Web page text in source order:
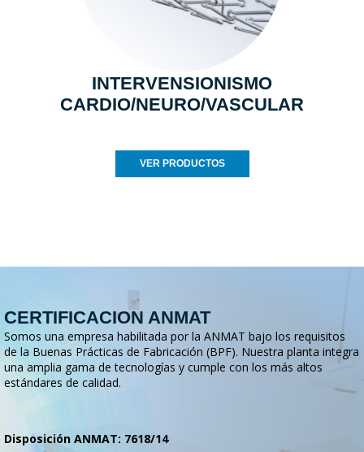
INTERVENSIONISMO
CARDIO/NEURO/VASCULAR
VER PRODUCTOS
CERTIFICACION ANMAT
Somos una empresa habilitada por la ANMAT bajo los requisitos
de la Buenas Prácticas de Fabricación (BPF). Nuestra planta integra
una amplia gama de tecnologías y cumple con los más altos
estándares de calidad.
Disposición ANMAT: 7618/14